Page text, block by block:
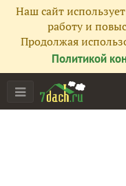
Наш сайт
работу и
Продолжая
Политикой